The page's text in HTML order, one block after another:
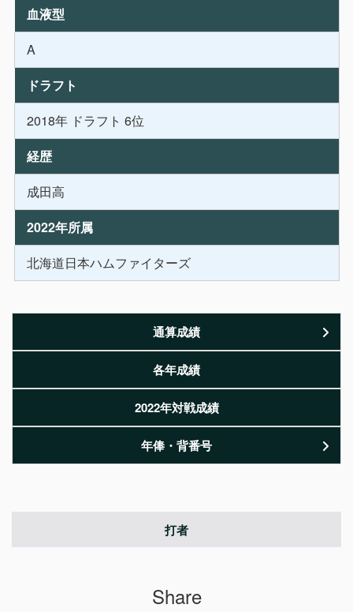
血液型
A
ドラフト
2018年 ドラフト 6位
経歴
成田高
2022年所属
北海道日本ハムファイターズ
通算成績
各年成績
2022年対戦成績
年俸・背番号
打者
Share